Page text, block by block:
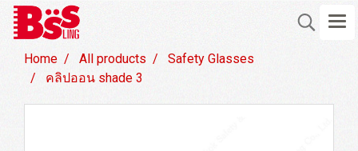
Home All products
Safety Glasses
คลิปออน shade 3